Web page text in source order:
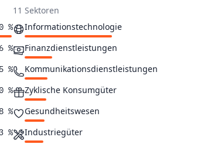
%
%
%
%
%
%
11 Sektoren
Informationstechnologie
Finanzdienstleistungen
Kommunikationsdienstleistungen
Zyklische Konsumgüter
Gesundheitswesen
Industriegüter